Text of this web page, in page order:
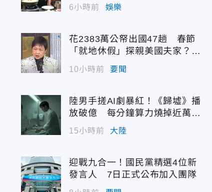
6小時前 娛樂
花2383萬公帑出國47趟 春節
「就地休假」探親美國夫家？徐
佳青回應了
10小時前 要聞
陸男手搓AI劇暴紅！《歸墟》播
放破億 每分鐘算力燒掉近萬台
15小時前 大陸
迎戰九合一！國民黨精選4位新
發言人 7日正式公布加入團隊